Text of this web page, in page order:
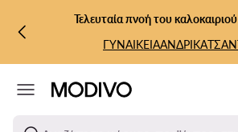
ΜΕΤΆΒΑΣΗ ΣΤΟ ΚΎΡΙΟ ΠΕΡΙΕΧΌΜΕΝΟ
ΜΕΤΆΒΑΣΗ ΣΤΗΝ ΑΝΑΖΉΤΗΣΗ
Τελευταία πνοή του
ΓΥΝΑΙΚΕΙΑΑΝΔΡΙΚΑ